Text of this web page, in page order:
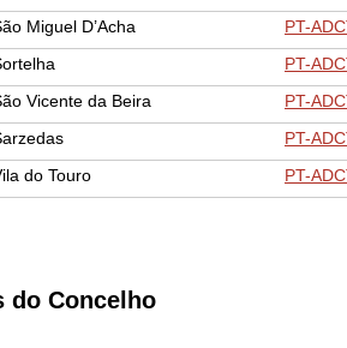
Miguel D’Acha
PT-
PT-
Vicente da Beira
PT-
PT-
do Touro
PT-
do Concelho